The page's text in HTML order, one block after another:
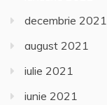
decembrie 2021
august 2021
iulie 2021
iunie 2021